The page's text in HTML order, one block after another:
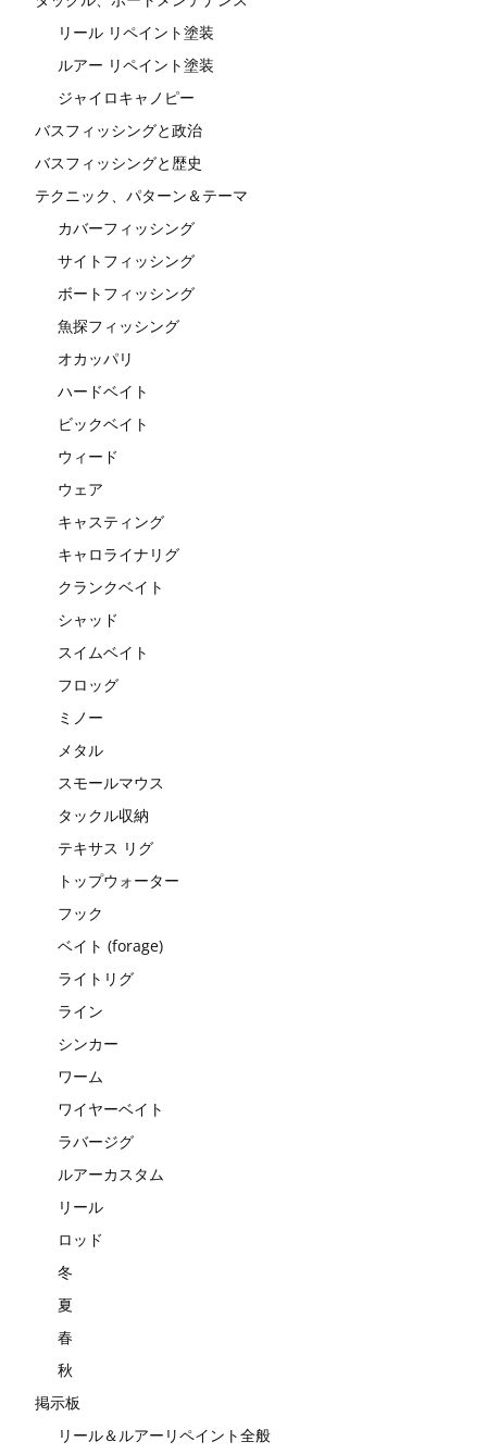
リール リペイント塗装
ルアー リペイント塗装
ジャイロキャノピー
バスフィッシングと政治
バスフィッシングと歴史
テクニック、パターン＆テーマ
カバーフィッシング
サイトフィッシング
ボートフィッシング
魚探フィッシング
オカッパリ
ハードベイト
ビックベイト
ウィード
ウェア
キャスティング
キャロライナリグ
クランクベイト
シャッド
スイムベイト
フロッグ
ミノー
メタル
スモールマウス
タックル収納
テキサス リグ
トップウォーター
フック
ベイト (forage)
ライトリグ
ライン
シンカー
ワーム
ワイヤーベイト
ラバージグ
ルアーカスタム
リール
ロッド
冬
夏
春
秋
掲示板
リール＆ルアーリペイント全般